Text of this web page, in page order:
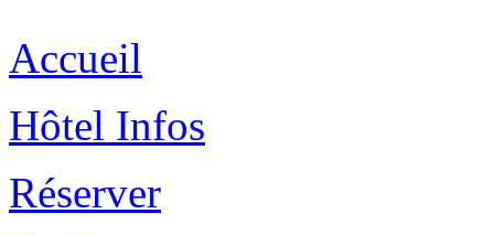
Accueil
Hôtel Infos
Réserver